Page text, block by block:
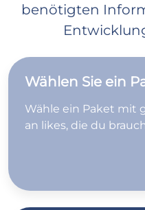
benötigten
Wählen Sie ein
Wähle ein Paket mit
an likes, die du